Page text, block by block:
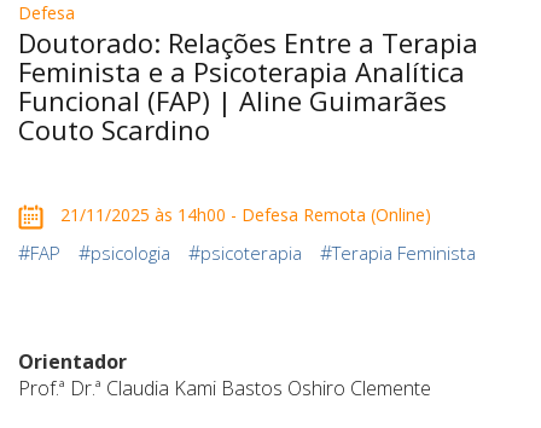
Defesa
Doutorado: Relações Entre a Terapia
Feminista e a Psicoterapia Analítica
Funcional (FAP) | Aline Guimarães
Couto Scardino
21/11/2025 às 14h00 - Defesa Remota (Online)
#FAP #psicologia #psicoterapia #Terapia Feminista
Orientador
Prof.ª Dr.ª Claudia Kami Bastos Oshiro Clemente